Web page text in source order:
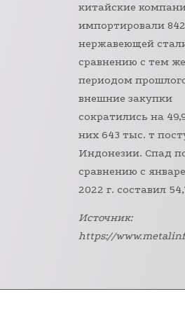
китайские
импортировали
нержавеющей
сравнению с тем же
периодом
внешние закупки
сократились на
них 643 тыс. т
Индонезии. Спад
сравнению с
2022 г. составил
Источник:
https://